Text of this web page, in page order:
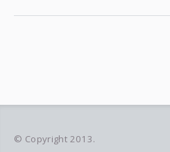
© Copyright 2013.